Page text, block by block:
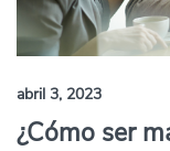
abril 3, 2023
¿Cómo ser